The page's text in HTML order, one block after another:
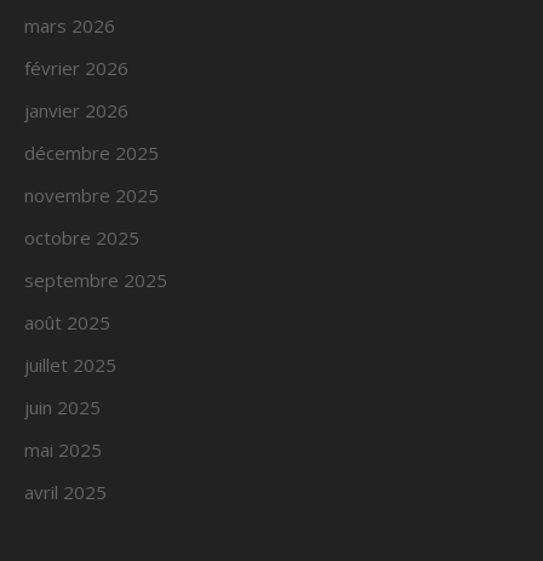
mars 2026
février 2026
janvier 2026
décembre 2025
novembre 2025
octobre 2025
septembre 2025
août 2025
juillet 2025
juin 2025
mai 2025
avril 2025